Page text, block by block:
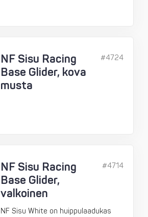
NF Sisu Racing
Base Glider, kova
musta
#4724
NF Sisu Racing
Base Glider,
valkoinen
NF Sisu White on huippulaadukas
#4714